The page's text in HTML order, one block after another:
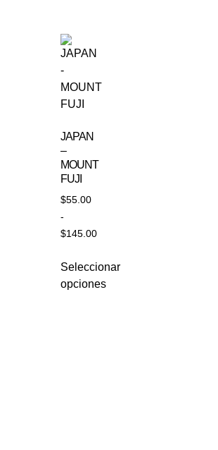
JAPAN
–
MOUNT
FUJI
$55.00
-
$145.00
Seleccionar
opciones